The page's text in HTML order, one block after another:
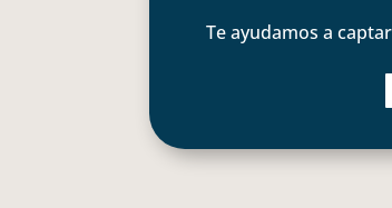
Te ayudamos a